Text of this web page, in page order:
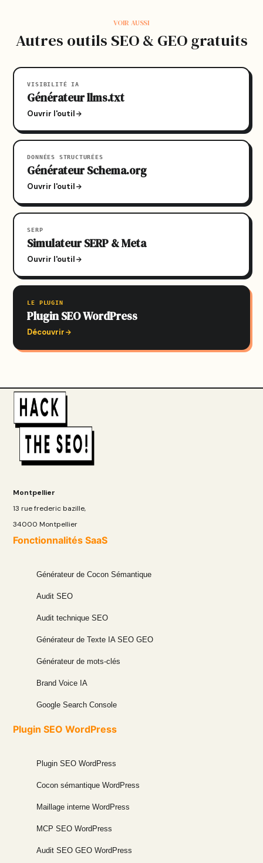
VOIR AUSSI
Autres outils SEO & GEO gratuits
VISIBILITÉ IA
Générateur llms.txt
Ouvrir l'outil
DONNÉES STRUCTURÉES
Générateur Schema.org
Ouvrir l'outil
SERP
Simulateur SERP & Meta
Ouvrir l'outil
LE PLUGIN
Plugin SEO WordPress
Découvrir
Montpellier
13 rue frederic bazille,
34000 Montpellier
Fonctionnalités SaaS
Générateur de Cocon Sémantique
Audit SEO
Audit technique SEO
Générateur de Texte IA SEO GEO
Générateur de mots-clés
Brand Voice IA
Google Search Console
Plugin SEO WordPress
Plugin SEO WordPress
Cocon sémantique WordPress
Maillage interne WordPress
MCP SEO WordPress
Audit SEO GEO WordPress